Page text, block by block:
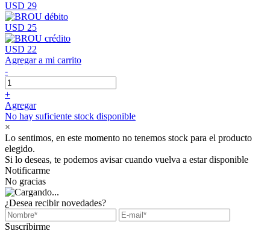
USD 29
USD 25
USD 22
Agregar a mi carrito
-
+
Agregar
No hay suficiente stock disponible
×
Lo sentimos, en este momento no tenemos stock para el producto
elegido.
Si lo deseas, te podemos avisar cuando vuelva a estar disponible
Notificarme
No gracias
¿Desea recibir novedades?
Suscribirme